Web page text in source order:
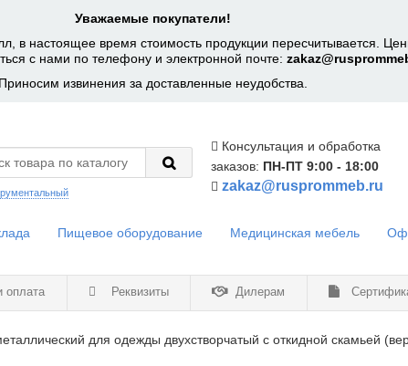
Уважаемые покупатели!
в настоящее время стоимость продукции пересчитывается.
с нами по телефону и электронной почте:
Приносим извинения за доставленные неудобства.
Консультация и обработка
заказов: ПН-ПТ 9:00 - 18:00
zakaz@rusprommeb.ru
Пищевое оборудование Медицинская мебель
оплата Реквизиты Дилерам
для одежды двухстворчатый с откидной скамьей